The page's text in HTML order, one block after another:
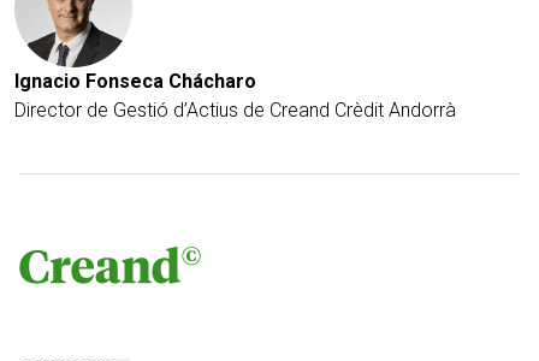
Ignacio Fonseca Chácharo
Director de Gestió d’Actius de Creand Crèdit Andorrà